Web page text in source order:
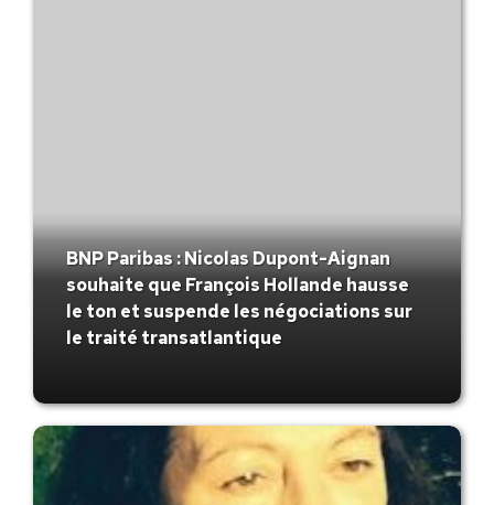
BNP Paribas : Nicolas Dupont-Aignan
souhaite que François Hollande hausse
le ton et suspende les négociations sur
le traité transatlantique